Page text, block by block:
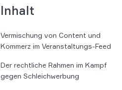
Inhalt
Vermischung von Content und
Kommerz im Veranstaltungs-Feed
Der rechtliche Rahmen im Kampf
gegen Schleichwerbung